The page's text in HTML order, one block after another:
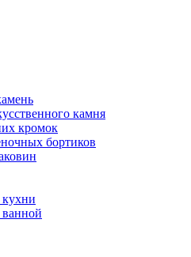
камня
кромок
бортиков